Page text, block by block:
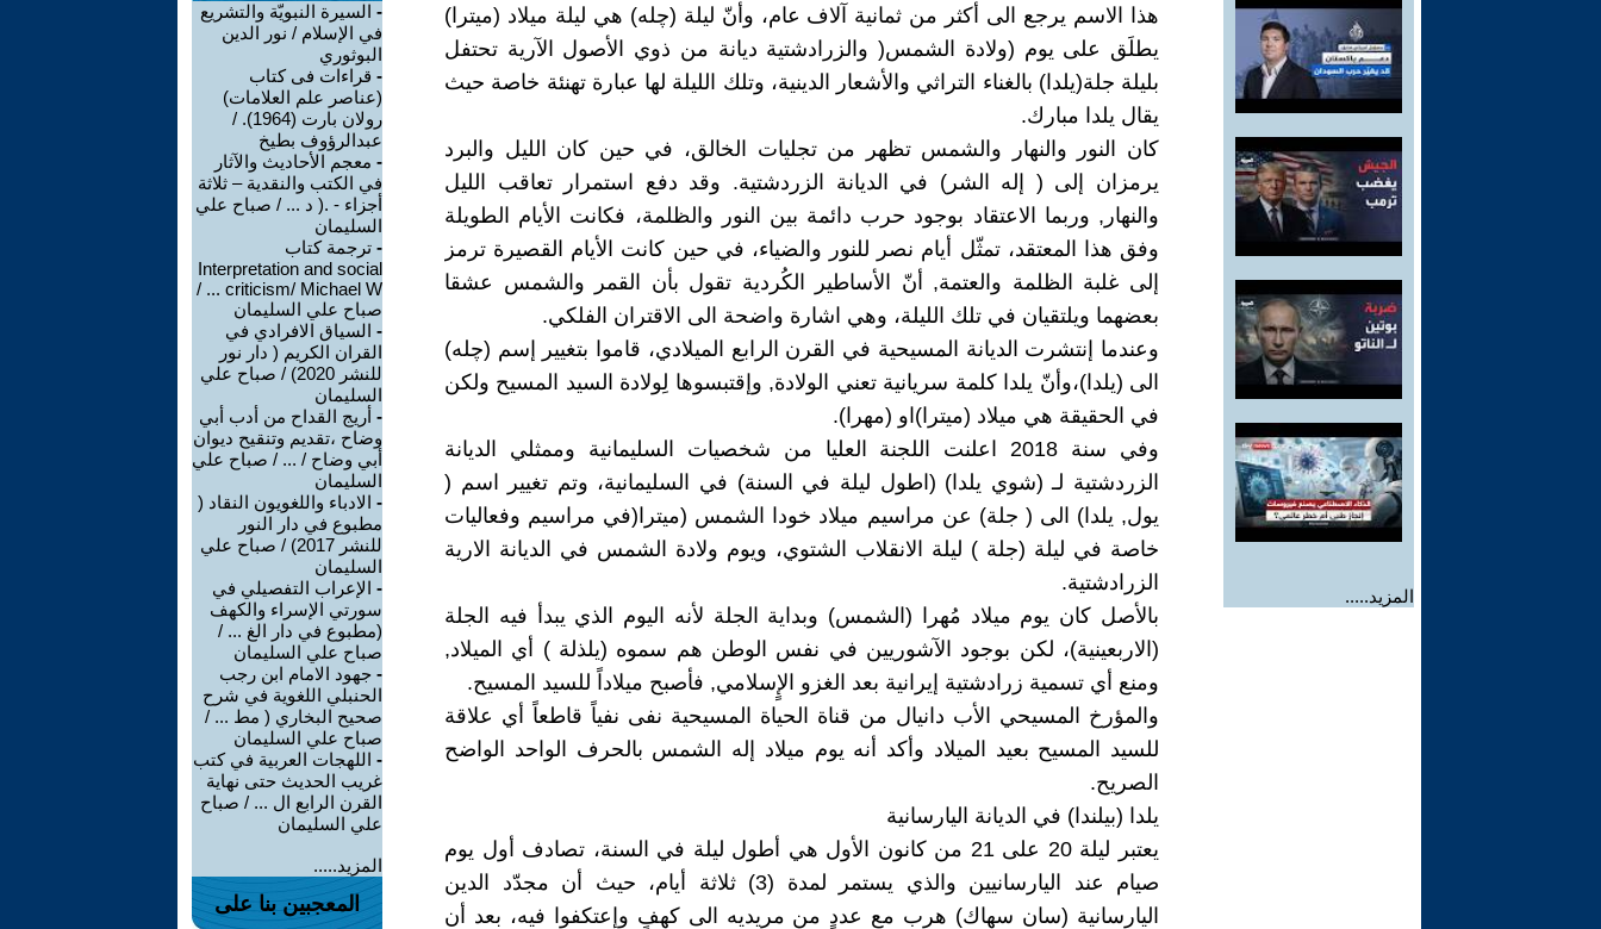
المزيد.....
هذا الاسم يرجع الى أكثر من ثمانية آلاف عام، وأنّ ليلة (چله) هي ليلة ميلاد (ميترا)
يطلَق على يوم (ولادة الشمس( والزرادشتية ديانة من ذوي الأصول الآرية تحتفل
بليلة جلة(يلدا) بالغناء التراثي والأشعار الدينية، وتلك الليلة لها عبارة تهنئة خاصة حيث
يقال يلدا مبارك.
كان النور والنهار والشمس تظهر من تجليات الخالق، في حين كان الليل والبرد
يرمزان إلى ( إله الشر) في الديانة الزردشتية. وقد دفع استمرار تعاقب الليل
والنهار, وربما الاعتقاد بوجود حرب دائمة بين النور والظلمة، فكانت الأيام الطويلة
وفق هذا المعتقد، تمثّل أيام نصر للنور والضياء، في حين كانت الأيام القصيرة ترمز
إلى غلبة الظلمة والعتمة, أنّ الأساطير الكُردية تقول بأن القمر والشمس عشقا
بعضهما ويلتقيان في تلك الليلة، وهي اشارة واضحة الى الاقتران الفلكي.
وعندما إنتشرت الديانة المسيحية في القرن الرابع الميلادي، قاموا بتغيير إسم (چله)
الى (يلدا)،وأنّ يلدا كلمة سريانية تعني الولادة, وإقتبسوها لِولادة السيد المسيح ولكن
في الحقيقة هي ميلاد (ميترا)او (مهرا).
وفي سنة 2018 اعلنت اللجنة العليا من شخصيات السليمانية وممثلي الديانة
الزردشتية لـ (شوي يلدا) (اطول ليلة في السنة) في السليمانية، وتم تغيير اسم (
يول, يلدا) الى ( جلة) عن مراسيم ميلاد خودا الشمس (ميترا(في مراسيم وفعاليات
خاصة في ليلة (جلة ) ليلة الانقلاب الشتوي، ويوم ولادة الشمس في الديانة الارية
الزرادشتية.
بالأصل كان يوم ميلاد مُهرا (الشمس) وبداية الجلة لأنه اليوم الذي يبدأ فيه الجلة
(الاربعينية)، لكن بوجود الآشوريين في نفس الوطن هم سموه (يلذلة ) أي الميلاد,
ومنع أي تسمية زرادشتية إيرانية بعد الغزو الإٍسلامي, فأصبح ميلاداً للسيد المسيح.
والمؤرخ المسيحي الأب دانيال من قناة الحياة المسيحية نفى نفياً قاطعاً أي علاقة
للسيد المسيح بعيد الميلاد وأكد أنه يوم ميلاد إله الشمس بالحرف الواحد الواضح
الصريح.
يلدا (بيلندا) في الديانة اليارسانية
يعتبر ليلة 20 على 21 من كانون الأول هي أطول ليلة في السنة، تصادف أول يوم
صيام عند اليارسانيين والذي يستمر لمدة (3) ثلاثة أيام، حيث أن مجدّد الدين
اليارسانية (سان سهاك) هرب مع عددٍ من مريديه الى كهفٍ وإعتكفوا فيه، بعد أن
- السيرة النبويّة والتشريع
في الإسلام / نور الدين
البوثوري
- قراءات فى كتاب
(عناصر علم العلامات)
رولان بارت (1964). /
عبدالرؤوف بطيخ
- معجم الأحاديث والآثار
في الكتب والنقدية – ثلاثة
أجزاء - .( د ... / صباح علي
السليمان
- ترجمة كتاب
Interpretation and social
criticism/ Michael W ... /
صباح علي السليمان
- السياق الافرادي في
القران الكريم ( دار نور
للنشر 2020) / صباح علي
السليمان
- أريج القداح من أدب أبي
وضاح ،تقديم وتنقيح ديوان
أبي وضاح / ... / صباح علي
السليمان
- الادباء واللغويون النقاد (
مطبوع في دار النور
للنشر 2017) / صباح علي
السليمان
- الإعراب التفصيلي في
سورتي الإسراء والكهف
(مطبوع في دار الغ ... /
صباح علي السليمان
- جهود الامام ابن رجب
الحنبلي اللغوية في شرح
صحيح البخاري ( مط ... /
صباح علي السليمان
- اللهجات العربية في كتب
غريب الحديث حتى نهاية
القرن الرابع ال ... / صباح
علي السليمان
المزيد.....
المعجبين بنا على